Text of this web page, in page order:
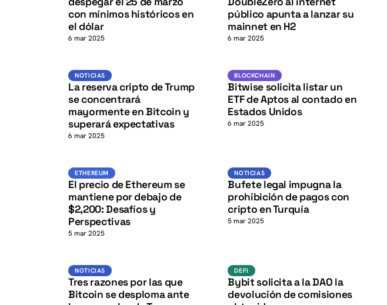
con mínimos históricos en
el dólar
6 mar 2025
público apunta a lanzar su
mainnet en H2
6 mar 2025
NOTICIAS K
NOTICIAS
La reserva cripto de Trump
se concentrará
mayormente en Bitcoin y
superará expectativas
6 mar 2025
Blockchain
K
BLOCKCHAIN
Bitwise solicita listar un
ETF de Aptos al contado en
Estados Unidos
6 mar 2025
ETHEREUM ETHK
ETHEREUM
El precio de Ethereum se
mantiene por debajo de
$2,200: Desafíos y
Perspectivas
5 mar 2025
Noticias
K
NOTICIAS
Bufete legal impugna la
prohibición de pagos con
cripto en Turquía
5 mar 2025
NOTICIAS K
NOTICIAS
Tres razones por las que
Bitcoin se desploma ante
K
DEFI
Bybit solicita a la DAO la
devolución de comisiones